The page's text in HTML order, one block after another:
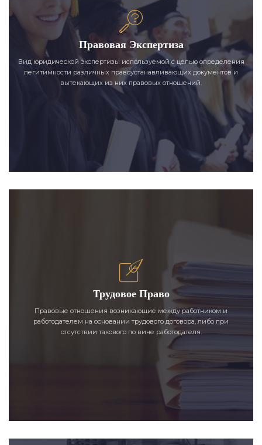
Правовая Экспертиза
Вид юридической экспертизы используемой с целью определения
легитимности различных правоустанавливающих документов и
вытекающих из них правовых отношений.
Трудовое Право
Правовые отношения возникающие между работником и
работодателем на основании трудового договора, либо при
отсутствии такового по вине работодателя.